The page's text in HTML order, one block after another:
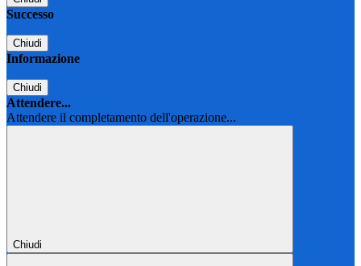
Successo
Chiudi
Informazione
Chiudi
Attendere...
Attendere il completamento dell'operazione...
Chiudi